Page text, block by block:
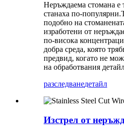
Неръждаема стомана е
станаха по-
подобно на
изработени от
по-висока
добра среда, която
предвид, когато не
на обработвания
разследванедетайл
Изстрел от